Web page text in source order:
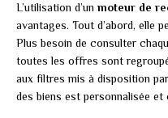
L’utilisation d’un moteur de
avantages. Tout d’abord, elle
Plus besoin de consulter
toutes les offres sont
aux filtres mis à disposition
des biens est personnalisée et